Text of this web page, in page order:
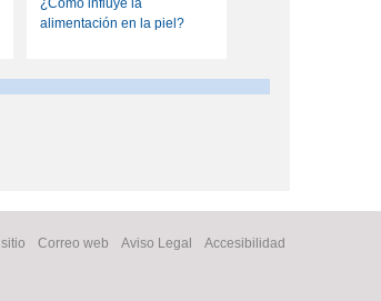
¿Cómo influye la
alimentación en la piel?
Correo web Aviso Legal Accesibilidad